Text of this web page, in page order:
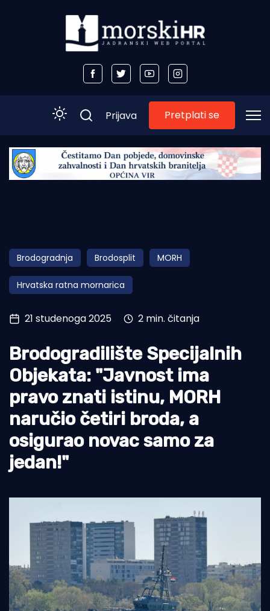
Početna
Otoci
Turizam i nautika
Pomorstvo
Ekologija
Tradicija i kultura
Prijava Pretplati se
Brodogradnja Brodosplit MORH
Hrvatska ratna mornarica
21 studenoga 2025 2 min. čitanja
Brodogradilište Specijalnih
Objekata: "Javnost ima
pravo znati istinu, MORH
naručio četiri broda, a
osigurao novac samo za
jedan!"